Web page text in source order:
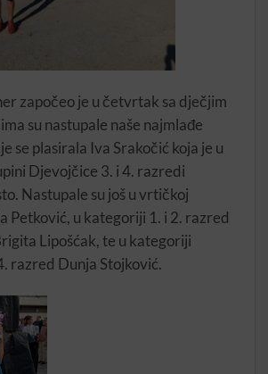
započeo je u četvrtak sa dječjim
su nastupale naše najmlađe
se plasirala Iva Srakočić koja je u
Djevojčice 3. i 4. razredi
Nastupale su još u vrtičkoj
Petković, u kategoriji 1. i 2. razred
Lipošćak, te u kategoriji
razred Dunja Stojković.